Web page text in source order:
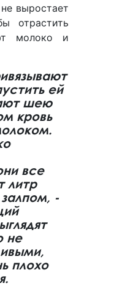
выростает
отрастить
молоко и
ей
шею
кровь
все
литр
-
не
плохо